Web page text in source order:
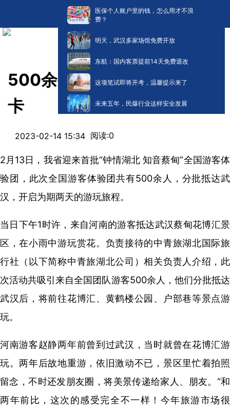
医保个人账户里的钱，怎么用才不浪
费？
明天，武汉多家场馆免费开放
东航：国内客票提前14天免费退改
这项笔试即将开考，温馨提示来了
未来五年，民爆行业这样安全发展
500余外省游客体验团来汉打
卡
2023-02-14 15:34 阅读:0
2月13日，我省迎来首批“钟情湖北 知音蔡甸”全国游客体
验团，此次全国游客体验团共有500余人，分批抵达武
汉，开启为期两天的游玩旅程。
当日下午1时许，来自河南的游客抵达武汉蔡甸花博汇景
区，在小雨中游玩赏花。负责接待的中青旅湖北国际旅
行社（以下简称中青旅湖北公司）相关负责人介绍，此
次活动共吸引来自全国团队游客500余人，他们分批抵达
武汉后，将前往花博汇、黄鹤楼公园、户部巷等景点游
玩。
河南游客赵静两年前曾到过武汉，当时就曾在花博汇游
玩。两年后故地重游，依旧激动不已，景区里忙着拍照
留念，不时还发朋友圈，将美景传递给家人、朋友。“和
两年前比，这次的感受完全不一样！今年旅游市场很